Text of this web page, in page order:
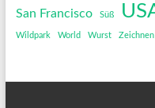
San Francisco Süß
Wildpark World Wurst Zeichnen